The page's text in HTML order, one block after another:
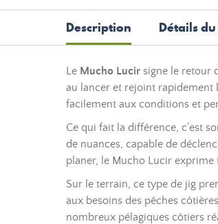
Description Détails
Le Mucho Lucir signe le retour
au lancer et rejoint rapidement
facilement aux conditions et
Ce qui fait la différence, c’est
de nuances, capable de
planer, le Mucho Lucir exprime
Sur le terrain, ce type de jig
aux besoins des pêches
nombreux pélagiques côtiers